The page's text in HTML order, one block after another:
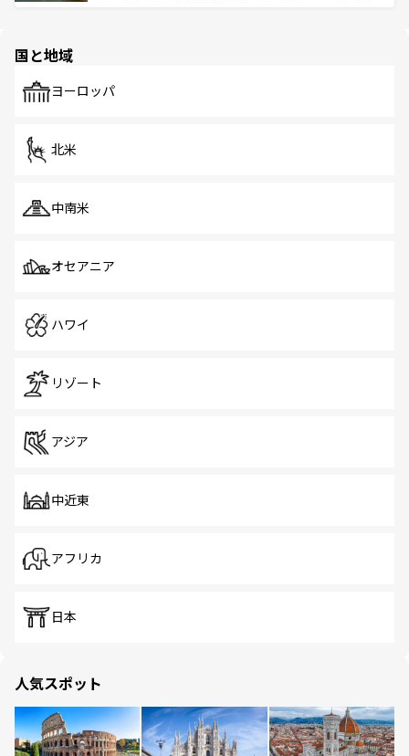
で、ホーカーズは地元の風情を楽しめる外せないスポット
国と地域
ヨーロッパ
北米
中南米
オセアニア
ハワイ
リゾート
アジア
中近東
アフリカ
日本
人気スポット